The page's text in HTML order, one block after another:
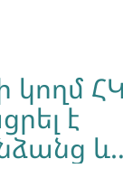
կողմ
է
և